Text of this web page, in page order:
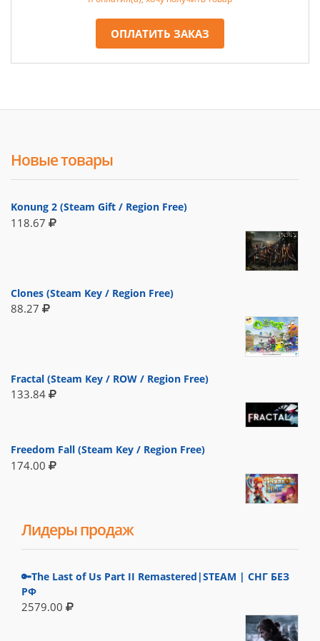
ОПЛАТИТЬ ЗАКАЗ
Новые товары
Konung 2 (Steam Gift / Region Free)
118.67
Clones (Steam Key / Region Free)
88.27
Fractal (Steam Key / ROW / Region Free)
133.84
Freedom Fall (Steam Key / Region Free)
174.00
Лидеры продаж
🔑The Last of Us Part II Remastered|STEAM | СНГ БЕЗ
РФ
2579.00